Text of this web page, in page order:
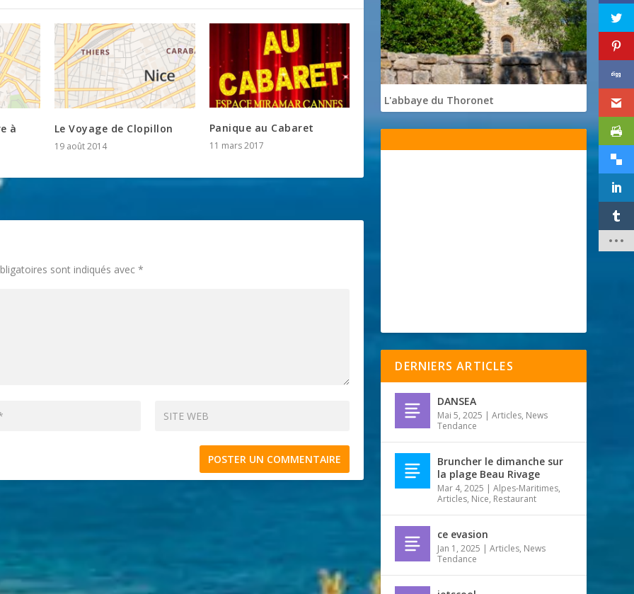
à Le Voyage de Clopillon
19 août 2014
Panique au Cabaret
11 mars 2017
sont indiqués avec*
L'abbaye du Thoronet
DERNIERS ARTICLES
DANSEA
Mai 5, 2025 |Articles, News
Tendance
Bruncher le dimanche sur
la plage Beau Rivage
Mar 4, 2025 |Alpes-Maritimes,
Articles, Nice, Restaurant
ce evasion
Jan 1, 2025 |Articles, News
Tendance